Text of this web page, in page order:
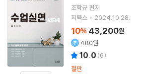
조학규 편저
지북스
2024.10.28.
10% 43,200원
480원
10.0 (6)
절판